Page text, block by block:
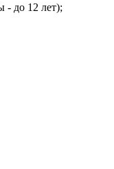
- до 12 лет);